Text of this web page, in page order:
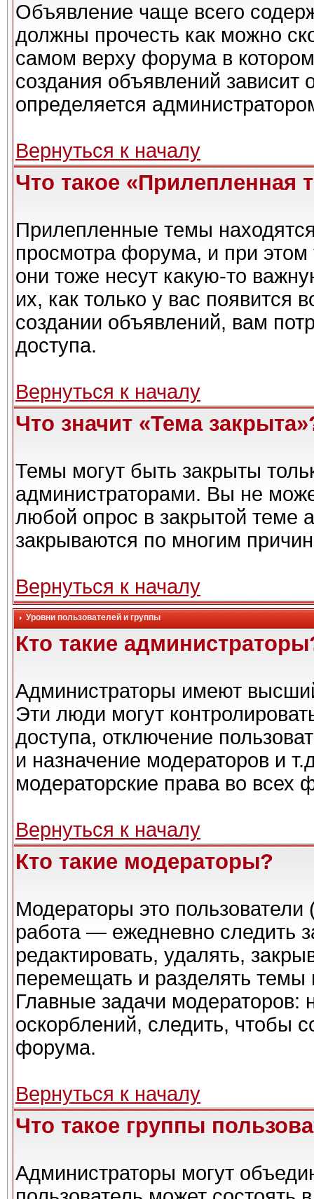
Объявление чаще всего
должны прочесть как можно
самом верху форума в
создания объявлений зависит
определяется
Вернуться к началу
Что такое «Прилепленная
Прилепленные темы
просмотра форума, и при
они тоже несут какую-то
их, как только у вас появится
создании объявлений, вам
доступа.
Вернуться к началу
Что значит «Тема
Темы могут быть закрыты
администраторами. Вы не
любой опрос в закрытой теме
закрываются по многим
Вернуться к началу
Уровни пользователей и группы
Кто такие
Администраторы имеют
Эти люди могут
доступа, отключение
и назначение модераторов и
модераторские права во всех
Вернуться к началу
Кто такие модераторы?
Модераторы это пользователи
работа — ежедневно следить
редактировать, удалять,
перемещать и разделять темы
Главные задачи модераторов:
оскорблений, следить, чтобы
форума.
Вернуться к началу
Что такое группы
Администраторы могут